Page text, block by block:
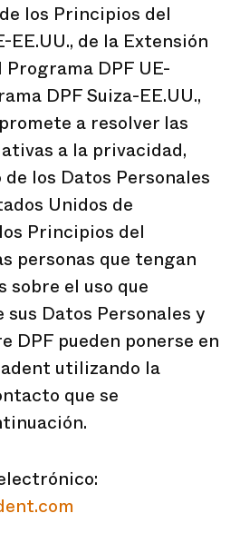
los Principios del
EE.UU., de la Extensión
DPF UE-
DPF Suiza-EE.UU.,
a resolver las
a la privacidad,
los Datos Personales
Unidos de
Principios del
personas que tengan
sobre el uso que
Datos Personales y
DPF pueden ponerse en
utilizando la
que se